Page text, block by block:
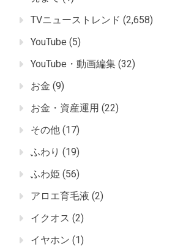
TVニューストレンド (2,658)
YouTube (5)
YouTube・動画編集 (32)
お金 (9)
お金・資産運用 (22)
その他 (17)
ふわり (19)
ふわ姫 (56)
アロエ育毛液 (2)
イクオス (2)
イヤホン (1)